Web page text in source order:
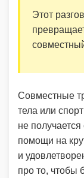
Этот
Совместные
тела или
не
помощи на
и
про то, чтобы